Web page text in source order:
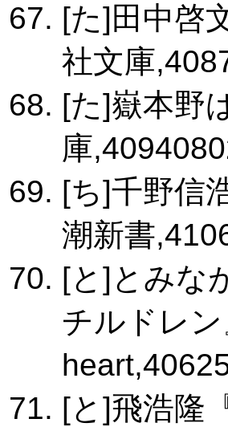
[た]田中啓
社文庫
[た]嶽本野
庫
[ち]千野信
潮新書
[と]とみな
チルドレ
[と]飛浩隆